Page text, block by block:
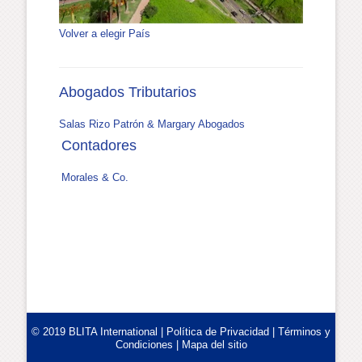
Volver a elegir País
Abogados Tributarios
Salas Rizo Patrón & Margary Abogados
Contadores
Morales & Co.
© 2019 BLITA International | Política de Privacidad | Términos y
Condiciones | Mapa del sitio